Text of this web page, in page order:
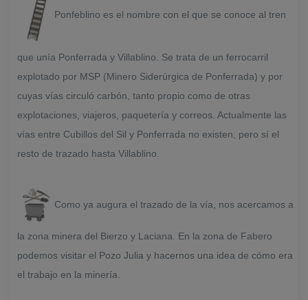
Ponfeblino es el nombre con el que se conoce al tren
que unía Ponferrada y Villablino. Se trata de un ferrocarril
explotado por MSP (Minero Siderúrgica de Ponferrada) y por
cuyas vías circuló carbón, tanto propio como de otras
explotaciones, viajeros, paquetería y correos. Actualmente las
vías entre Cubillos del Sil y Ponferrada no existen, pero sí el
resto de trazado hasta Villablino.
Como ya augura el trazado de la vía, nos acercamos a
la zona minera del Bierzo y Laciana. En la zona de Fabero
podemos visitar el Pozo Julia y hacernos una idea de cómo era
el trabajo en la minería.